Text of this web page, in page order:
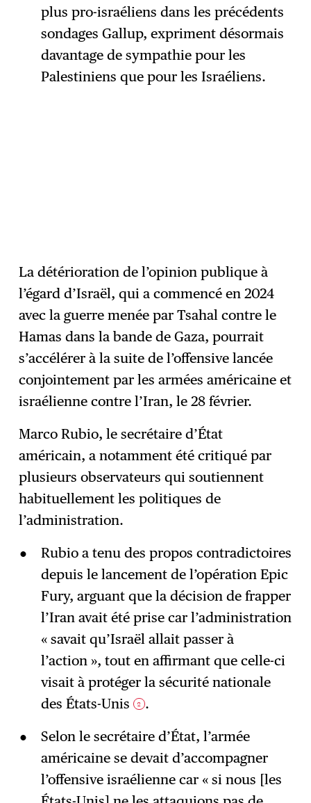
plus pro-israéliens dans les précédents
sondages Gallup, expriment désormais
davantage de sympathie pour les
Palestiniens que pour les Israéliens.
La détérioration de l’opinion publique à
l’égard d’Israël, qui a commencé en 2024
avec la guerre menée par Tsahal contre le
Hamas dans la bande de Gaza, pourrait
s’accélérer à la suite de l’offensive lancée
conjointement par les armées américaine et
israélienne contre l’Iran, le 28 février.
Marco Rubio, le secrétaire d’État
américain, a notamment été critiqué par
plusieurs observateurs qui soutiennent
habituellement les politiques de
l’administration.
Rubio a tenu des propos contradictoires
depuis le lancement de l’opération Epic
Fury, arguant que la décision de frapper
l’Iran avait été prise car l’administration
« savait qu’Israël allait passer à
l’action », tout en affirmant que celle-ci
visait à protéger la sécurité nationale
des États-Unis
2 .
Selon le secrétaire d’État, l’armée
américaine se devait d’accompagner
l’offensive israélienne car « si nous [les